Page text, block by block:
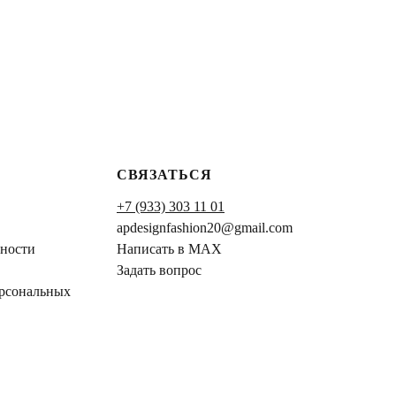
СВЯЗАТЬСЯ
+7 (933) 303 11 01
apdesignfashion20@gmail.com
Написать в MAX
Задать вопрос